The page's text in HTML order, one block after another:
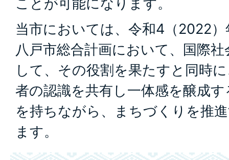
ことが可能になります。
当市においては、令和4（2022
八戸市総合計画において、国際
して、その役割を果たすと同時
者の認識を共有し一体感を醸成
を持ちながら、まちづくりを推
ます。